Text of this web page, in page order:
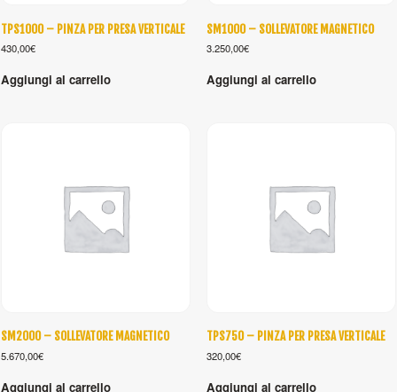
TPS1000 – PINZA PER PRESA VERTICALE
430,00€
Aggiungi al carrello
SM1000 – SOLLEVATORE MAGNETICO
3.250,00€
Aggiungi al carrello
SM2000 – SOLLEVATORE MAGNETICO
5.670,00€
Aggiungi al carrello
TPS750 – PINZA PER PRESA VERTICALE
320,00€
Aggiungi al carrello